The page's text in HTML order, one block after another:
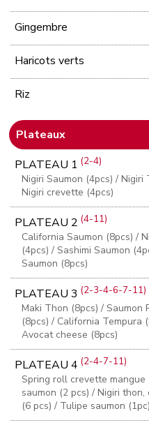
Gingembre
Haricots verts
Riz
Plateaux
PLATEAU 1(2-4)
Nigiri Saumon (4pcs) / Nigiri
Nigiri crevette (4pcs)
PLATEAU 2(4-11)
California Saumon (8pcs) /
(4pcs) / Sashimi Saumon
Saumon (8pcs)
PLATEAU 3(2-3-4-6-7-11)
Maki Thon (8pcs) / Saumon
(8pcs) / California Tempura
Avocat cheese (8pcs)
PLATEAU 4(2-4-7-11)
Spring roll crevette mangue
saumon (2 pcs) / Nigiri
(6 pcs) / Tulipe saumon (1pc)